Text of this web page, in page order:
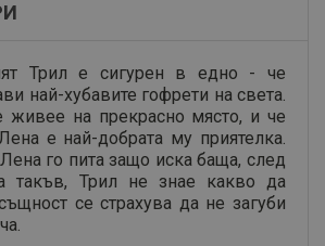
Трил е сигурен в едно - че
най-хубавите гофрети на света.
живее на прекрасно място, и че
е най-добрата му приятелка.
го пита защо иска баща, след
такъв, Трил не знае какво да
се страхува да не загуби